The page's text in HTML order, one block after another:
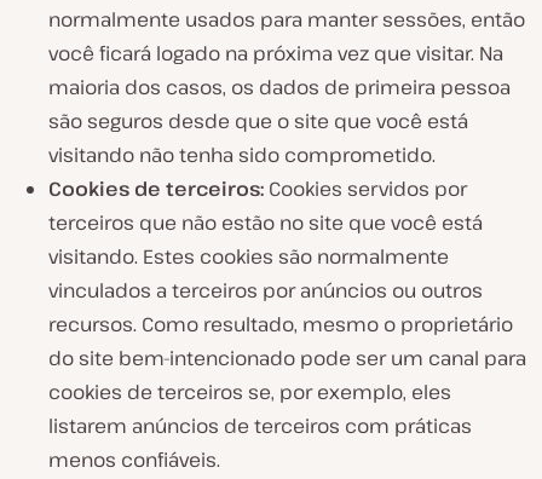
normalmente usados para manter sessões, então
você ficará logado na próxima vez que visitar. Na
maioria dos casos, os dados de primeira pessoa
são seguros desde que o site que você está
visitando não tenha sido comprometido.
Cookies de terceiros: Cookies servidos por
terceiros que não estão no site que você está
visitando. Estes cookies são normalmente
vinculados a terceiros por anúncios ou outros
recursos. Como resultado, mesmo o proprietário
do site bem-intencionado pode ser um canal para
cookies de terceiros se, por exemplo, eles
listarem anúncios de terceiros com práticas
menos confiáveis.